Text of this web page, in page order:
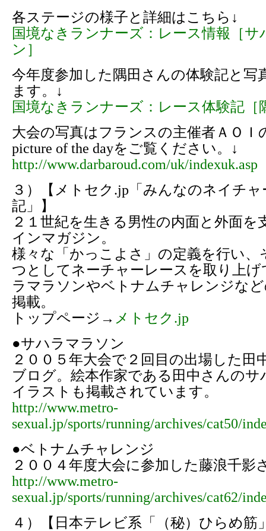
各ステージの様子と詳細はこちら↓
国境なきランナーズ：レース情報［サ
ン］
今年度参加した隅田さんの体験記と写
ます。↓
国境なきランナーズ：レース体験記［
大会の写真はフランスの主催者ＡＯＩ
picture of the dayをご覧ください。↓
http://www.darbaroud.com/uk/indexuk.asp
３）【メトセク.jp「みんなのネイチ
記」】
２１世紀を生きる男性の内面と外面を
インマガジン。
様々な「かっこよさ」の定義を行い、
つとしてネーチャーレースを取り上
ラマラソンやベトナムチャレンジな
掲載。
トップページ→ メトセク.jp
●サハラマラソン
２００５年大会で２回目の出場した田
ブログ。絵本作家である田中さんの
イラストも掲載されています。
http://www.metro-
sexual.jp/sports/running/archives/cat50/
●ベトナムチャレンジ
２００４年度大会に参加した藤浪千影
http://www.metro-
sexual.jp/sports/running/archives/cat62/
４）【日本テレビ系「（秘）ひらめ筋